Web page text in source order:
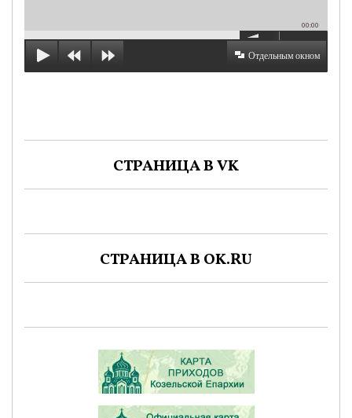
00:00
Отдельным окном
СТРАНИЦА В VK
СТРАНИЦА В OK.RU